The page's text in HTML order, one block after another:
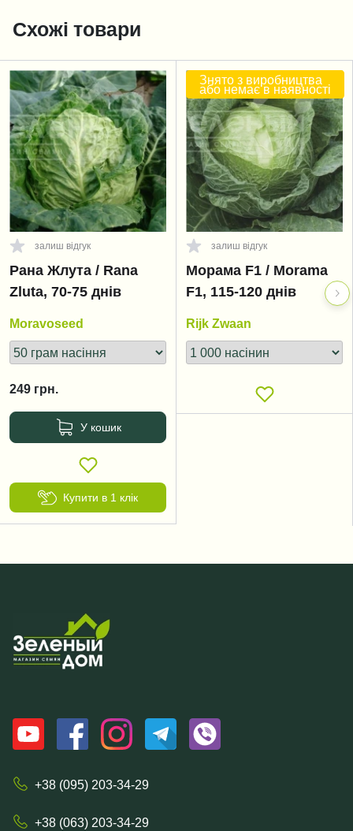
Схожі товари
залиш відгук
Рана Жлута / Rana
Zluta, 70-75 днів
Moravoseed
249 грн.
У кошик
Купити в 1 клік
Знято з виробництва
або немає в наявності
залиш відгук
Морама F1 / Morama
F1, 115-120 днів
Rijk Zwaan
+38 (095) 203-34-29
+38 (063) 203-34-29